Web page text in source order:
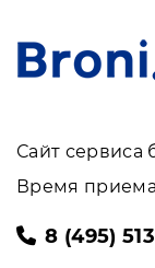
Сайт сервиса
Время приема
8 (495)